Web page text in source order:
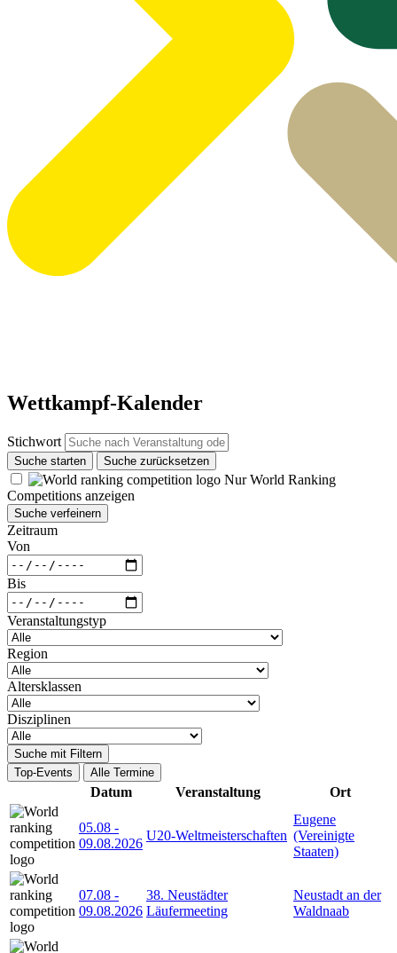
Wettkampf-Kalender
Stichwort
Suche starten Suche zurücksetzen
Nur World Ranking
Competitions anzeigen
Suche verfeinern
Zeitraum
Von
Bis
Veranstaltungstyp
Region
Altersklassen
Disziplinen
Suche mit Filtern
Top-Events
Alle Termine
Datum Veranstaltung Ort
05.08 -
09.08.2026
U20-Weltmeisterschaften
Eugene
(Vereinigte
Staaten)
07.08 -
09.08.2026
38. Neustädter
Läufermeeting
Neustadt an der
Waldnaab